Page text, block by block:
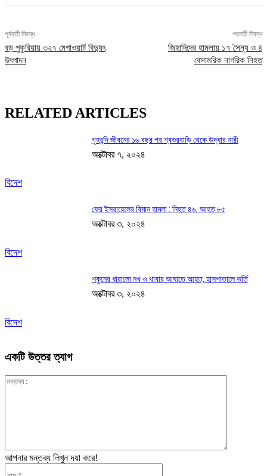
পূর্ববর্তী নিবন্ধ
বড় পুকুরিয়ায় ৩২৭ মেগাওয়ার্ট বিদ্যুৎ
উৎপাদন
পরবর্তী নিবন্ধ
জিহাদিদের হামলায় ১৭ সৈন্য ও ৪
বেসামরিক নাগরিক নিহত
RELATED ARTICLES
বিদেশ
গৃহবন্দি জীবনের ১৬ বছর পর শ্বশুরবাড়ি থেকে উদ্ধার নারী
অক্টোবর ৭, ২০২৪
বিদেশ
ফের ইসরায়েলের বিমান হামলা : নিহত ৪৬, আহত ৮৫
অক্টোবর ৩, ২০২৪
বিদেশ
শকুনের ধারালো নখ ও থাবার আঘাতে আহত, হাসপাতালে ভর্তি
অক্টোবর ৩, ২০২৪
একটি উত্তর ত্যাগ
আপনার মন্তব্য লিখুন দয়া করে!